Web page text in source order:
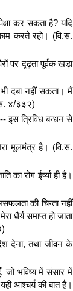
कर सकता है? यदि
करते रहो। (वि.स.
पर दृढ़ता पूर्वक खड़ा
दबा नहीं सकता। मैं
४/३३२)
इस त्रिविध बन्धन से
मूलमंत्र है। (वि.स.
रोग ईर्ष्या ही है।
की चिन्ता नहीं
धैर्य समाप्त हो जाता
देना, तथा जीवन के
जो भविष्य में संसार में
आश्चर्य की बात है।